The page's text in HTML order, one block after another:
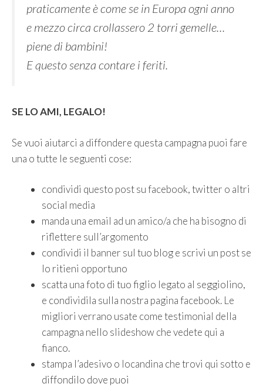
praticamente è come se in Europa ogni anno
e mezzo circa crollassero 2 torri gemelle…
piene di bambini!
E questo senza contare i feriti.
SE LO AMI, LEGALO!
Se vuoi aiutarci a diffondere questa campagna puoi fare
una o tutte le seguenti cose:
condividi questo post su facebook, twitter o altri
social media
manda una email ad un amico/a che ha bisogno di
riflettere sull’argomento
condividi il banner sul tuo blog e scrivi un post se
lo ritieni opportuno
scatta una foto di tuo figlio legato al seggiolino,
e condividila sulla nostra pagina facebook. Le
migliori verrano usate come testimonial della
campagna nello slideshow che vedete qui a
fianco.
stampa l’adesivo o locandina che trovi qui sotto e
diffondilo dove puoi